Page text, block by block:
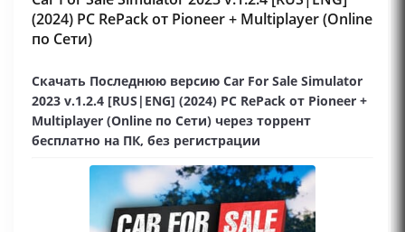
(2024) PC RePack от Pioneer + Multiplayer (Online
по Сети)
Скачать Последнюю версию Car For Sale Simulator
2023 v.1.2.4 [RUS|ENG] (2024) PC RePack от Pioneer +
Multiplayer (Online по Сети) через торрент
бесплатно на ПК, без регистрации